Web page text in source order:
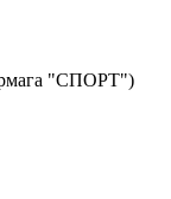
"СПОРТ")